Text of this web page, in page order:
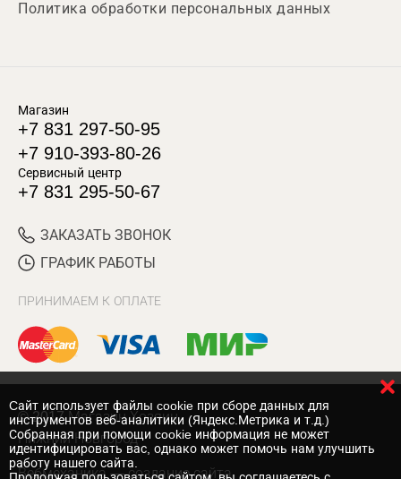
Политика обработки персональных данных
Магазин
+7 831 297-50-95
+7 910-393-80-26
Сервисный центр
+7 831 295-50-67
ЗАКАЗАТЬ ЗВОНОК
ГРАФИК РАБОТЫ
ПРИНИМАЕМ К ОПЛАТЕ
© 2017 Магазин Хозяин
Нижний Новгород
Вебмеханика — создание сайта
Cайт использует файлы cookie при сборе данных для
инструментов веб-аналитики (Яндекс.Метрика и т.д.)
Собранная при помощи cookie информация не может
идентифицировать вас, однако может помочь нам улучшить
работу нашего сайта.